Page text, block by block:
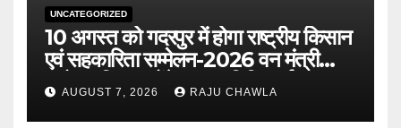
UNCATEGORIZED
10 अगस्त को गदरपुर में होगा राष्ट्रीय किसान
एवं सहकारिता सम्मेलन-2026 वन मंत्री
सुबोध उनियाल होंगे मुख्य अतिथि, पूर्व
पंजीकरण अनिवार्य
AUGUST 7, 2026 RAJU CHAWLA